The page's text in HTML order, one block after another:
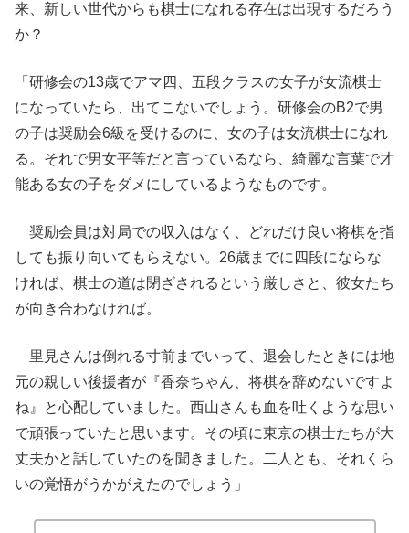
来、新しい世代からも棋士になれる存在は出現するだろう
か？
「研修会の13歳でアマ四、五段クラスの女子が女流棋士
になっていたら、出てこないでしょう。研修会のB2で男
の子は奨励会6級を受けるのに、女の子は女流棋士になれ
る。それで男女平等だと言っているなら、綺麗な言葉で才
能ある女の子をダメにしているようなものです。
奨励会員は対局での収入はなく、どれだけ良い将棋を指
しても振り向いてもらえない。26歳までに四段にならな
ければ、棋士の道は閉ざされるという厳しさと、彼女たち
が向き合わなければ。
里見さんは倒れる寸前までいって、退会したときには地
元の親しい後援者が『香奈ちゃん、将棋を辞めないですよ
ね』と心配していました。西山さんも血を吐くような思い
で頑張っていたと思います。その頃に東京の棋士たちが大
丈夫かと話していたのを聞きました。二人とも、それくら
いの覚悟がうかがえたのでしょう」